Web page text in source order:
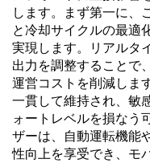
します。まず第一に、
と冷却サイクルの最適
実現します。リアルタ
出力を調整することで
運営コストを削減しま
一貫して維持され、敏
ォートレベルを損なう
ザーは、自動運転機能
性向上を享受でき、モ